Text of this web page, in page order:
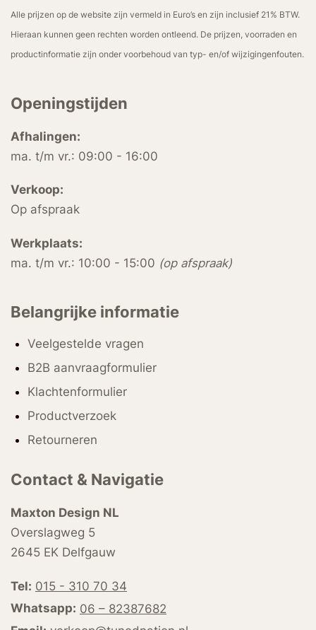
Alle prijzen op de website zijn vermeld in Euro’s en zijn inclusief 21% BTW.
Hieraan kunnen geen rechten worden ontleend. De prijzen, voorraden en
productinformatie zijn onder voorbehoud van typ- en/of wijzigingenfouten.
Openingstijden
Afhalingen:
ma. t/m vr.: 09:00 - 16:00
Verkoop:
Op afspraak
Werkplaats:
ma. t/m vr.: 10:00 - 15:00 (op afspraak)
Belangrijke informatie
Veelgestelde vragen
B2B aanvraagformulier
Klachtenformulier
Productverzoek
Retourneren
Contact & Navigatie
Maxton Design NL
Overslagweg 5
2645 EK Delfgauw
Tel: 015 - 310 70 34
Whatsapp: 06 – 82387682